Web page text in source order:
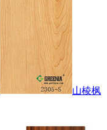
山棱枫